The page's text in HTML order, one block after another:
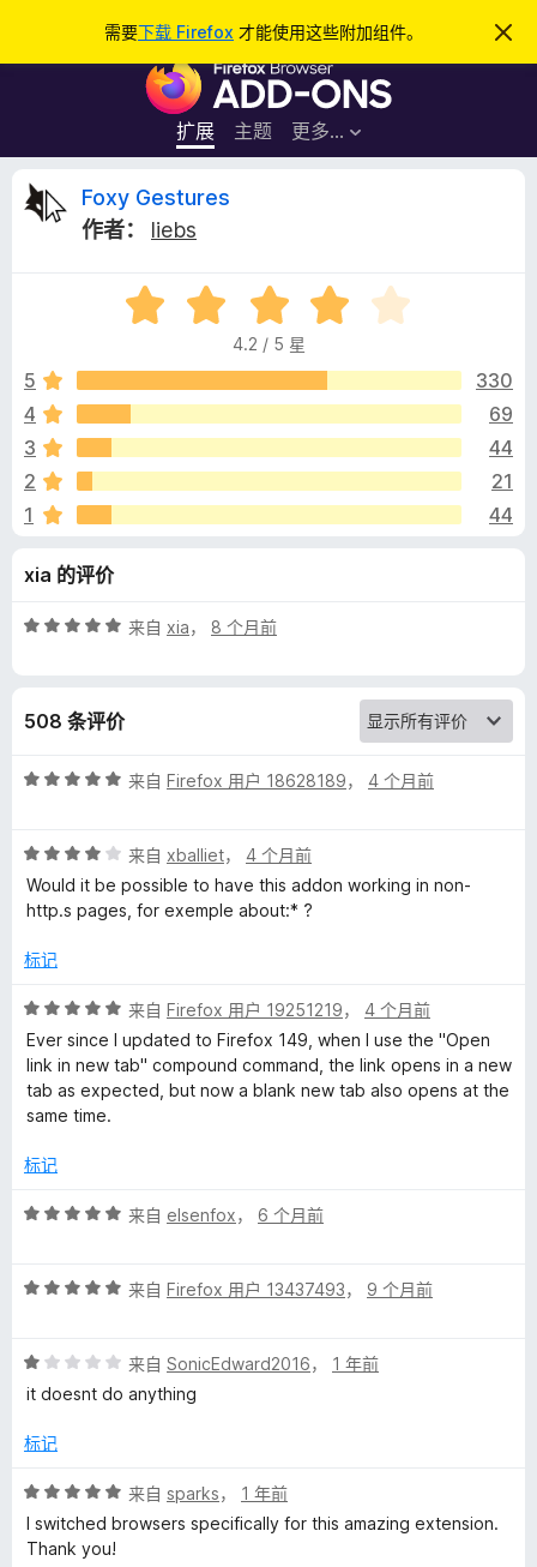
需要下载 Firefox 才能使用这些附加组件。
忽
此
F
r
e
览
器
附
加
件
扩展 主题 更多…
登录
F
y
G
e
s
t
r
e
s
的
价
Foxy Gestures
作者：
liebs
评
分
.
/
4.2 / 5 星
5
330
4
69
3
44
2
21
1
44
xia 的评价
评
5
来自 xia， 8 个月前
508 条评价
评
/
5
来自 Firefox 用户 18628189， 4 个月前
评
分
4
5
来自 xballiet， 4 个月前
Would it be possible to have this addon working in non-
http.s pages, for exemple about:* ?
标记
评
分
5
/
5
来自 Firefox 用户 19251219， 4 个月前
Ever since I updated to Firefox 149, when I use the "Open
link in new tab" compound command, the link opens in a new
tab as expected, but now a blank new tab also opens at the
same time.
标记
评
/
来自 elsenfox， 6 个月前
评
/
5
来自 Firefox 用户 13437493， 9 个月前
评
分
/
来自 SonicEdward2016， 1 年前
it doesnt do anything
标记
评
分
5
来自 sparks， 1 年前
I switched browsers specifically for this amazing extension.
Thank you!